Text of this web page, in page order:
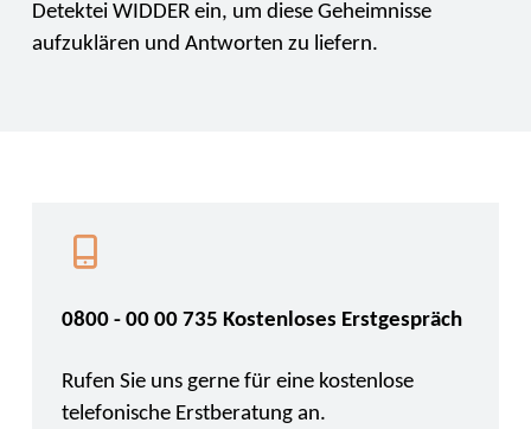
Detektei WIDDER ein, um diese Geheimnisse
aufzuklären und Antworten zu liefern.
0800 - 00 00 735 Kostenloses Erstgespräch
Rufen Sie uns gerne für eine kostenlose
telefonische Erstberatung an.